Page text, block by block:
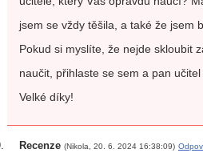
jsem se vždy těšila, a také že jsem
Pokud si myslíte, že nejde skloubit
naučit, přihlaste se sem a pan
Velké díky!
Recenze (Nikola, 20. 6. 2024 16:38:09)